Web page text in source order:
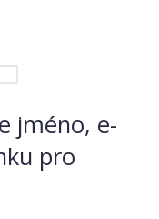
jméno, e-
pro